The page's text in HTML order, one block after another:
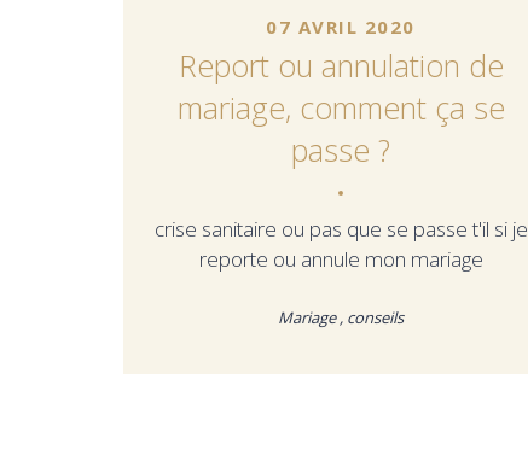
07 AVRIL 2020
Report ou annulation de
mariage, comment ça se
passe ?
crise sanitaire ou pas que se passe t'il si je
reporte ou annule mon mariage
Mariage , conseils